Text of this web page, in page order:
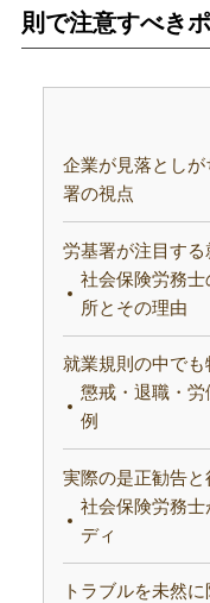
則で注意すべき
企業が見落とし
署の視点
労基署が注目する
社会保険労務
所とその理由
就業規則の中で
懲戒・退職・
例
実際の是正勧告と
社会保険労務
ディ
トラブルを未然